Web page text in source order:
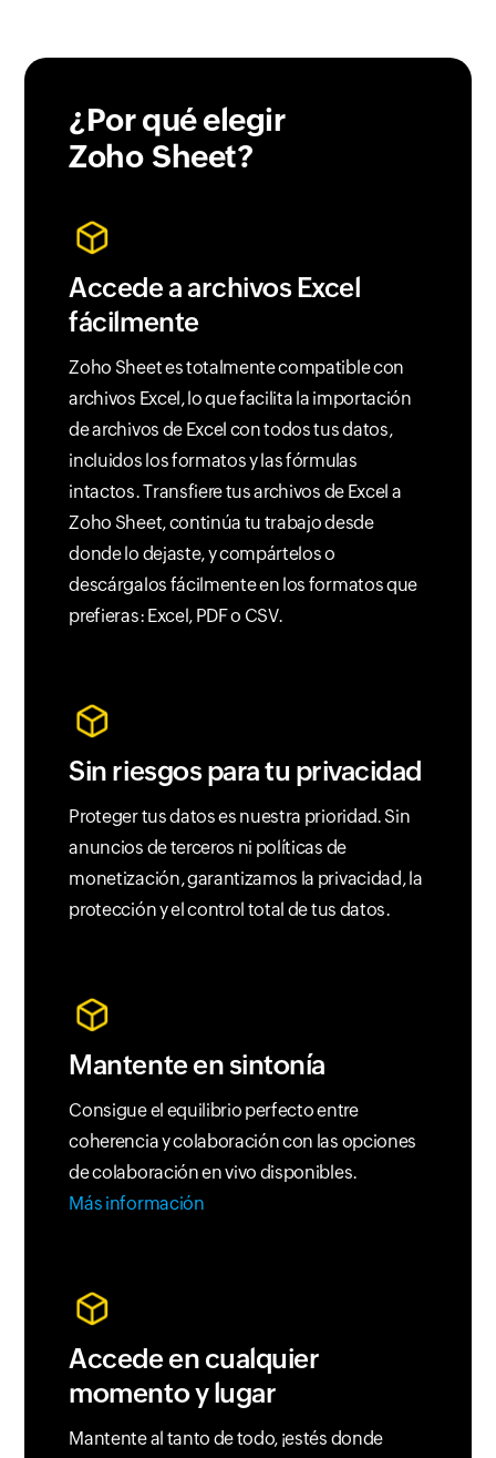
¿Por qué elegir
Zoho Sheet?
Accede a archivos Excel
fácilmente
Zoho Sheet es totalmente compatible con
archivos Excel, lo que facilita la importación
de archivos de Excel con todos tus datos,
incluidos los formatos y las fórmulas
intactos. Transfiere tus archivos de Excel a
Zoho Sheet, continúa tu trabajo desde
donde lo dejaste, y compártelos o
descárgalos fácilmente en los formatos que
prefieras: Excel, PDF o CSV.
Sin riesgos para tu privacidad
Proteger tus datos es nuestra prioridad. Sin
anuncios de terceros ni políticas de
monetización, garantizamos la privacidad, la
protección y el control total de tus datos.
Mantente en sintonía
Consigue el equilibrio perfecto entre
coherencia y colaboración con las opciones
de colaboración en vivo disponibles.
Más información
Accede en cualquier
momento y lugar
Mantente al tanto de todo, ¡estés donde